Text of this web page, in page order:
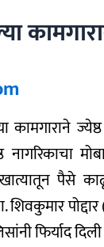
कामगाराने
पैसे
शिवकुमार
फिर्याद